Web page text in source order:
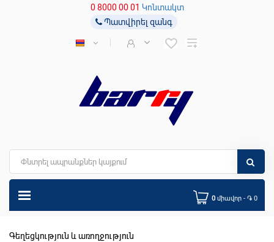
0 8000 00 01 Կոնտակտ
Պատվիրել զանգ
0 միավոր - ֏ 0
Գեղեցկություն և առողջություն